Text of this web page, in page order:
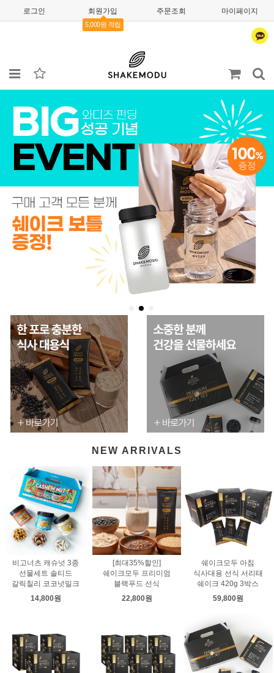
로그인 회원가입
5,000원 적립
주문조회 마이페이지
NEW ARRIVALS
비고너츠 캐슈넛 3종
선물세트 솔티드
갈릭칠리 코코넛밀크
14,800원
[최대35%할인]
쉐이크모두 프리미엄
블랙푸드 선식
22,800원
쉐이크모두 아침
식사대용 선식 서리태
쉐이크 420g 3박스
59,800원